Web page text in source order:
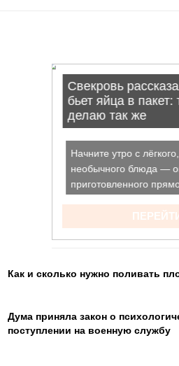
Как и сколько нужно поливать
Дума приняла закон о
поступлении на военную службу